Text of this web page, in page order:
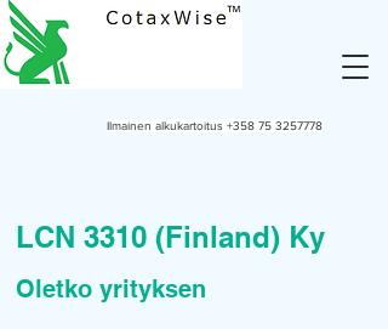
Ilmainen alkukartoitus +358 75 3257778
LCN 3310 (Finland) Ky
Oletko yrityksen